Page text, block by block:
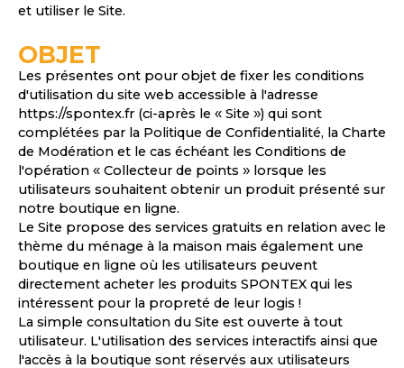
et utiliser le Site.
OBJET
Les présentes ont pour objet de fixer les conditions
d'utilisation du site web accessible à l'adresse
https://spontex.fr (ci-après le « Site ») qui sont
complétées par la Politique de Confidentialité, la Charte
de Modération et le cas échéant les Conditions de
l'opération « Collecteur de points » lorsque les
utilisateurs souhaitent obtenir un produit présenté sur
notre boutique en ligne.
Le Site propose des services gratuits en relation avec le
thème du ménage à la maison mais également une
boutique en ligne où les utilisateurs peuvent
directement acheter les produits SPONTEX qui les
intéressent pour la propreté de leur logis !
La simple consultation du Site est ouverte à tout
utilisateur. L'utilisation des services interactifs ainsi que
l'accès à la boutique sont réservés aux utilisateurs